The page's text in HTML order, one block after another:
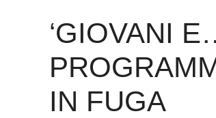
‘GIOVANI
IN FUGA